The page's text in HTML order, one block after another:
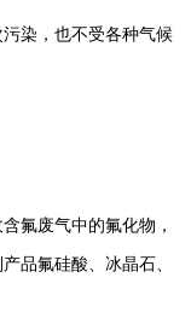
染，也不受各种气候
氟废气中的氟化物，
品氟硅酸、冰晶石、